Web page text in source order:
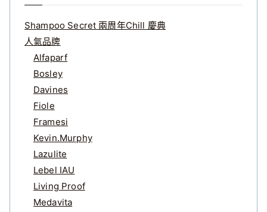
Shampoo Secret 兩周年Chill 慶典
人氣品牌
Alfaparf
Bosley
Davines
Fiole
Framesi
Kevin.Murphy
Lazulite
Lebel IAU
Living Proof
Medavita